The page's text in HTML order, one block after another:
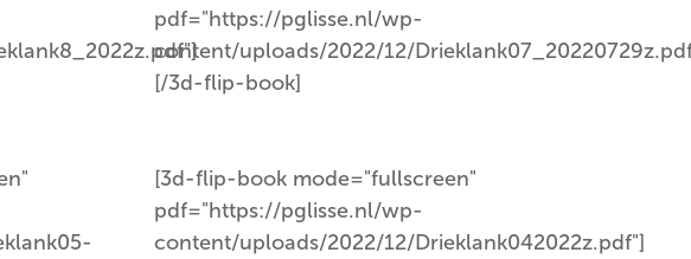
pdf="https://pglisse.nl/wp-
content/uploads/2022/12/
[/3d-flip-book]
[3d-flip-book mode="fullscreen"
pdf="https://pglisse.nl/wp-
content/uploads/2022/12/Drieklank042022z.pdf"]